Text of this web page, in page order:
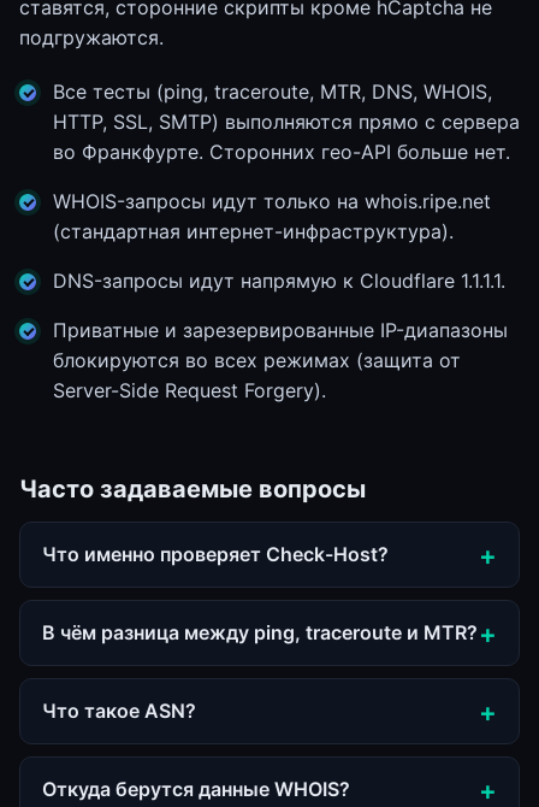
ставятся, сторонние скрипты кроме hCaptcha не
подгружаются.
Все тесты (ping, traceroute, MTR, DNS, WHOIS,
HTTP, SSL, SMTP) выполняются прямо с сервера
во Франкфурте. Сторонних гео-API больше нет.
WHOIS-запросы идут только на whois.ripe.net
(стандартная интернет-инфраструктура).
DNS-запросы идут напрямую к Cloudflare 1.1.1.1.
Приватные и зарезервированные IP-диапазоны
блокируются во всех режимах (защита от
Server-Side Request Forgery).
Часто задаваемые вопросы
Что именно проверяет Check-Host?
В чём разница между ping, traceroute и MTR?
Что такое ASN?
Откуда берутся данные WHOIS?